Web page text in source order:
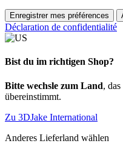
Enregistrer mes préférences
Déclaration de confidentialité
Bist du im richtigen Shop?
Bitte wechsle zum Land,
übereinstimmt.
Zu 3DJake International
Anderes Lieferland wählen